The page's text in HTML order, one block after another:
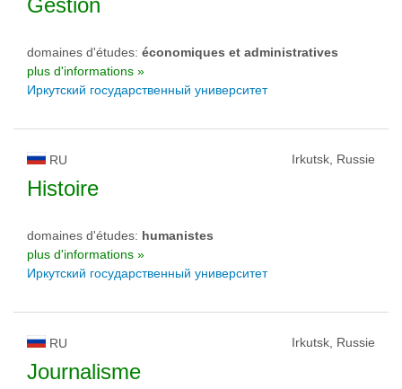
Gestion
domaines d'études: économiques et administratives
plus d'informations »
Иркутский государственный университет
RU Irkutsk, Russie
Histoire
domaines d'études: humanistes
plus d'informations »
Иркутский государственный университет
RU Irkutsk, Russie
Journalisme